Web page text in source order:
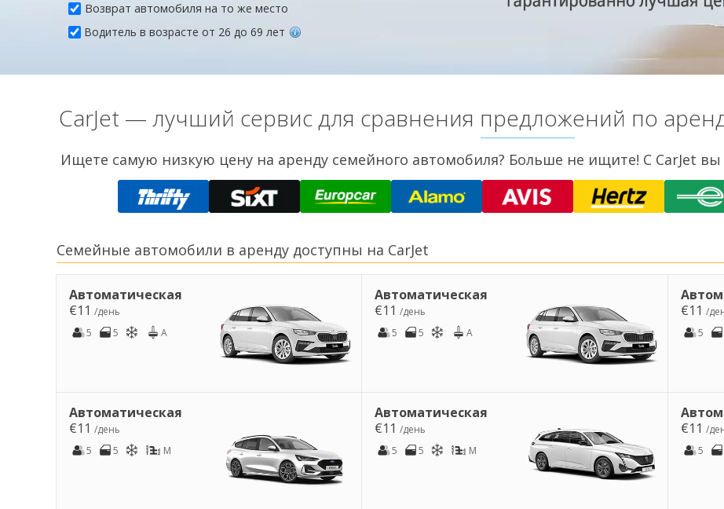
Возврат автомобиля на то же место
Водитель в возрасте от 26 до 69 лет
CarJet — лучший сервис для сравнения предложений по
Ищете самую низкую цену на аренду семейного автомобиля? Больше не ищите! С CarJet
Семейные автомобили в аренду доступны на CarJet
Автоматическая
€11 /день
5
5 A
Автоматическая
€11/день
5
5 A
€11 /
5
Автоматическая
€11 /день
5
5 M
Автоматическая
€11/день
5
5 M
€11 /
5